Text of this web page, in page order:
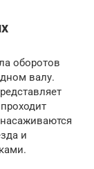
оборотов
валу.
и